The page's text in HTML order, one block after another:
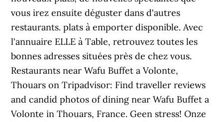
vous irez ensuite déguster dans d'autres
restaurants. plats à emporter disponible. Avec
l'annuaire ELLE à Table, retrouvez toutes les
bonnes adresses situées près de chez vous.
Restaurants near Wafu Buffet a Volonte,
Thouars on Tripadvisor: Find traveller reviews
and candid photos of dining near Wafu Buffet a
Volonte in Thouars, France. Geen stress! Onze